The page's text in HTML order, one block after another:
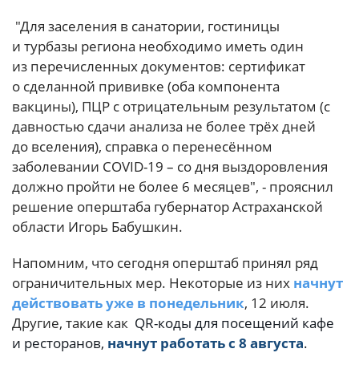
"Для заселения в санатории, гостиницы
и турбазы региона необходимо иметь один
из перечисленных документов: сертификат
о сделанной прививке (оба компонента
вакцины), ПЦР с отрицательным результатом (с
давностью сдачи анализа не более трёх дней
до вселения), справка о перенесённом
заболевании COVID-19 – со дня выздоровления
должно пройти не более 6 месяцев", - прояснил
решение оперштаба губернатор Астраханской
области Игорь Бабушкин.
Напомним, что сегодня оперштаб принял ряд
ограничительных мер. Некоторые из них начнут
действовать уже в понедельник, 12 июля.
Другие, такие как QR-коды для посещений кафе
и ресторанов, начнут работать с 8 августа.